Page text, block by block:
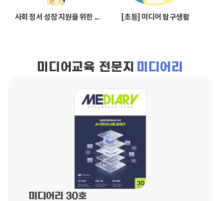
사회 정서 성장 지원을 위한 디지털 미디어 문해교육 수업 모델 및 가이
[초등] 미디어 탐구생활
미디어교육 전문지 미디어리
미디어리 30호